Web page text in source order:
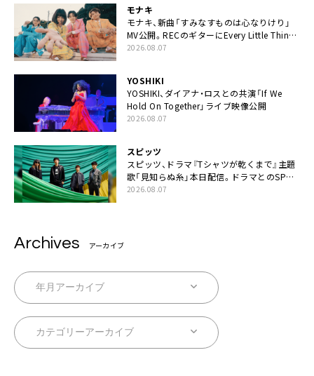
モナキ
モナキ、新曲「すみなすものは心なりけり」
MV公開。RECのギターにEvery Little Thing・
伊藤一朗参加も
2026.08.07
YOSHIKI
YOSHIKI、ダイアナ・ロスとの共演「If We
Hold On Together」ライブ映像公開
2026.08.07
スピッツ
スピッツ、ドラマ『Tシャツが乾くまで』主題
歌「見知らぬ糸」本日配信。ドラマとのSPコ
ラボムービー公開も
2026.08.07
Archives アーカイブ